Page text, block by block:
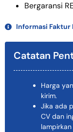
Bergaransi
Informasi Faktur
Catatan
Harga
kirim.
Jika ada
CV dan
lampirkan